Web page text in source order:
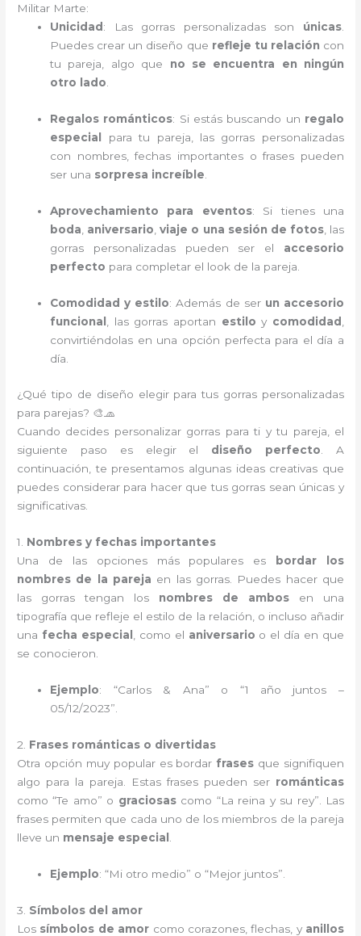
Militar Marte:
Unicidad : Las gorras personalizadas son únicas.
Puedes crear un diseño que refleje tu relación con
tu pareja, algo que no se encuentra en ningún
otro lado
Regalos románticos: Si estás buscando un regalo
especial
para tu pareja, las gorras personalizadas
con nombres, fechas importantes o frases pueden
ser una sorpresa increíble
Aprovechamiento para eventos: Si tienes una
boda aniversario ,viaje o una sesión de fotos, las
gorras personalizadas pueden ser el accesorio
perfecto para completar el look de la pareja.
Comodidad y estilo: Además de ser un accesorio
funcional , las gorras aportan estilo y comodidad
convirtiéndolas en una opción perfecta para el día a
día.
¿Qué tipo de diseño elegir para tus gorras personalizadas
para parejas? 🎨🧢
Cuando decides personalizar gorras para ti y tu pareja, el
siguiente paso es elegir el diseño perfecto. A
continuación, te presentamos algunas ideas creativas que
puedes considerar para hacer que tus gorras sean únicas y
significativas.
1. Nombres y fechas importantes
Una de las opciones más populares es
bordar los
nombres de la pareja en las gorras. Puedes hacer que
las gorras tengan los nombres de ambosen una
tipografía que refleje el estilo de la relación, o incluso añadir
una fecha especial , como el aniversario o el día en que
se conocieron.
Ejemplo: “Carlos & Ana” o “1 año juntos –
05/12/2023”.
2. Frases románticas o divertidas
Otra opción muy popular es bordar frases que signifiquen
algo para la pareja. Estas frases pueden ser románticas
como “Te amo” o graciosascomo “La reina y su rey”. Las
frases permiten que cada uno de los miembros de la pareja
lleve un mensaje especial
Ejemplo: “Mi otro medio” o “Mejor juntos”.
3. Símbolos del amor
Los símbolos de amor como corazones, flechas, y anillos